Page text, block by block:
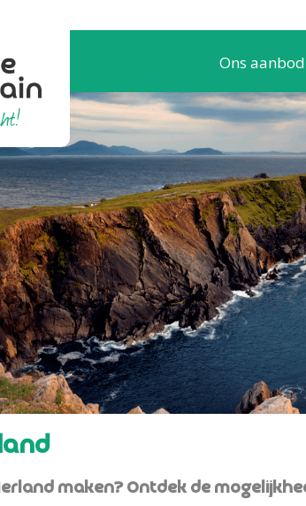
Ons aanbod
maken? Ontdek de